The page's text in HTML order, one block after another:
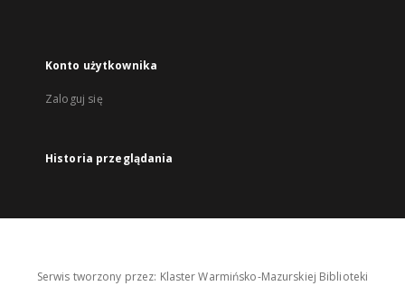
Konto użytkownika
Zaloguj się
Historia przeglądania
Serwis tworzony przez: Klaster Warmińsko-Mazurskiej Biblioteki